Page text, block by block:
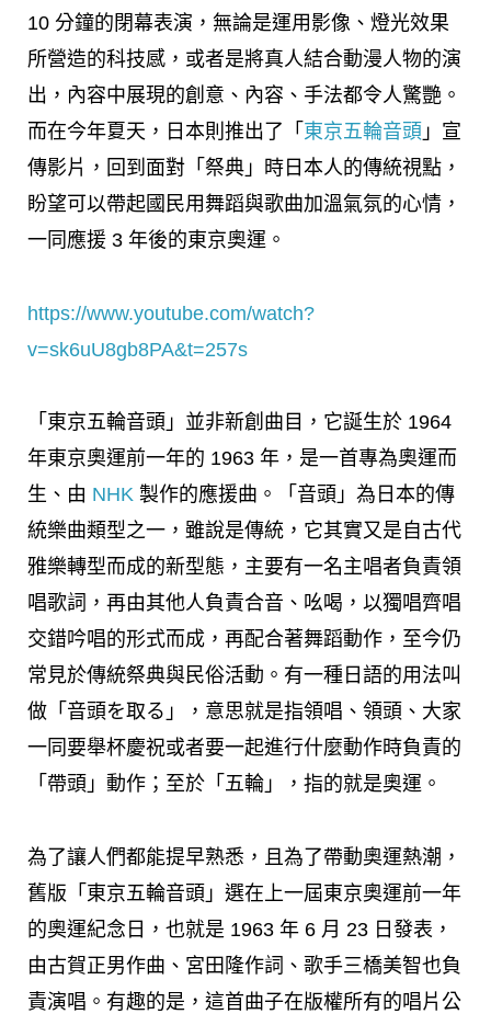
10 分鐘的閉幕表演，無論是運用影像、燈光效果
所營造的科技感，或者是將真人結合動漫人物的演
出，內容中展現的創意、內容、手法都令人驚艷。
而在今年夏天，日本則推出了「 東京五輪音頭 」宣
傳影片，回到面對「祭典」時日本人的傳統視點，
盼望可以帶起國民用舞蹈與歌曲加溫氣氛的心情，
一同應援 3 年後的東京奧運。
https://www.youtube.com/watch?
v=sk6uU8gb8PA&t=257s
「東京五輪音頭」並非新創曲目，它誕生於 1964
年東京奧運前一年的 1963 年，是一首專為奧運而
生、由 NHK 製作的應援曲。「音頭」為日本的傳
統樂曲類型之一，雖說是傳統，它其實又是自古代
雅樂轉型而成的新型態，主要有一名主唱者負責領
唱歌詞，再由其他人負責合音、吆喝，以獨唱齊唱
交錯吟唱的形式而成，再配合著舞蹈動作，至今仍
常見於傳統祭典與民俗活動。有一種日語的用法叫
做「音頭を取る」，意思就是指領唱、領頭、大家
一同要舉杯慶祝或者要一起進行什麼動作時負責的
「帶頭」動作；至於「五輪」，指的就是奧運。
為了讓人們都能提早熟悉，且為了帶動奧運熱潮，
舊版「東京五輪音頭」選在上一屆東京奧運前一年
的奧運紀念日，也就是 1963 年 6 月 23 日發表，
由古賀正男作曲、宮田隆作詞、歌手三橋美智也負
責演唱。有趣的是，這首曲子在版權所有的唱片公